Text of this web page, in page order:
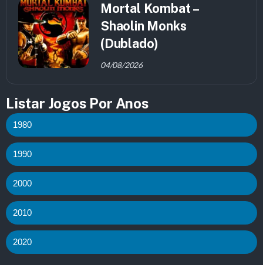
Mortal Kombat –
Shaolin Monks
(Dublado)
04/08/2026
Listar Jogos Por Anos
1980
1990
2000
2010
2020